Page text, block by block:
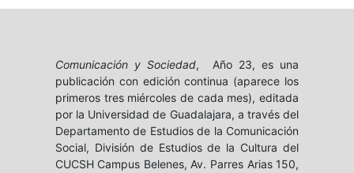
Comunicación y Sociedad, Año 23, es una
publicación con edición continua (aparece los
primeros tres miércoles de cada mes), editada
por la Universidad de Guadalajara, a través del
Departamento de Estudios de la Comunicación
Social, División de Estudios de la Cultura del
CUCSH Campus Belenes, Av. Parres Arias 150,